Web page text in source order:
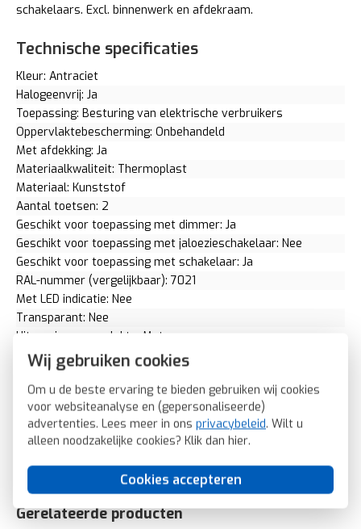
Wij gebruiken cookies
Om u de beste ervaring te bieden gebruiken wij cookies
voor websiteanalyse en (gepersonaliseerde)
advertenties. Lees meer in ons privacybeleid. Wilt u
alleen noodzakelijke cookies? Klik dan hier.
Cookies accepteren
schakelaars. Excl. binnenwerk en afdekraam.
Technische specificaties
Kleur: Antraciet
Halogeenvrij: Ja
Toepassing: Besturing van elektrische verbruikers
Oppervlaktebescherming: Onbehandeld
Met afdekking: Ja
Materiaalkwaliteit: Thermoplast
Materiaal: Kunststof
Aantal toetsen: 2
Geschikt voor toepassing met dimmer: Ja
Geschikt voor toepassing met jaloezieschakelaar: Nee
Geschikt voor toepassing met schakelaar: Ja
RAL-nummer (vergelijkbaar): 7021
Met LED indicatie: Nee
Transparant: Nee
Uitvoering oppervlakte: Mat
Aantal bedieningspunten: 4
Berker dimmerknop serietastdimmer S1/B3/B7 antraciet mat
(85142185)
SKU: Berker 85142185
EAN: 4011334368540
Gerelateerde producten